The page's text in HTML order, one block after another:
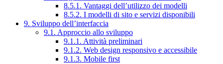
8.5.1. Vantaggi dell’utilizzo dei modelli
8.5.2. I modelli di sito e servizi disponibili
9. Sviluppo dell’interfaccia
9.1. Approccio allo sviluppo
9.1.1. Attività preliminari
9.1.2. Web design responsivo e accessibile
9.1.3. Mobile first